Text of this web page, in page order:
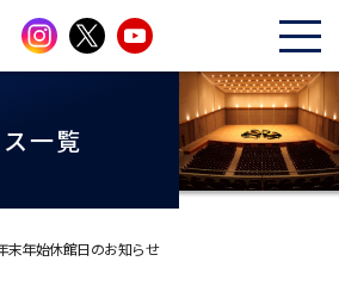
一覧
末年始休館日のお知らせ